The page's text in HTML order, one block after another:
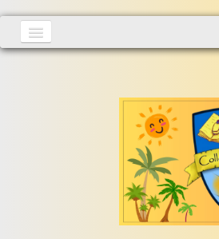
Vie au
Informations